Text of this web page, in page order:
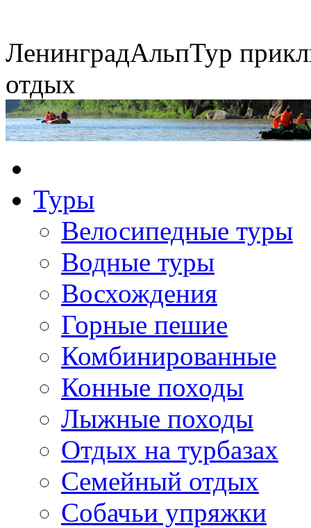
ЛенинградАльпТур
отдых
Туры
Велосипедные туры
Водные туры
Восхождения
Горные пешие
Комбинированные
Конные походы
Лыжные походы
Отдых на турбазах
Семейный отдых
Собачьи упряжки